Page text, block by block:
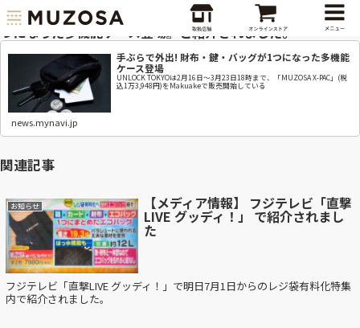
マイナビニュースにて『手ぶらで外出! 財布・鍵・バッグが1
つになった多機能ケース登場』と紹介されました。
手ぶらで外出! 財布・鍵・バッグが1つになった多機能
ケース登場
UNLOCK TOKYOは2月16日～3月23日18時まで、「MUZOSA X-PAC」(税
込1万3,948円)をMakuakeで販売開始している
news.mynavi.jp
関連記事
お知らせ 【メディア情報】 フジテレビ「直撃
LIVE グッディ！」 で紹介されまし
た
フジテレビ「直撃LIVE グッディ！」で明日7月1日からのレジ袋有料化特集
内で紹介されました。